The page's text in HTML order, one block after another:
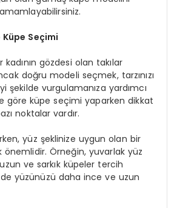
tamamlayabilirsiniz.
Küpe Seçimi
gözdesi olan takılar
doğru modeli seçmek, tarzınızı
şekilde vurgulamanıza yardımcı
göre küpe seçimi yaparken dikkat
noktalar vardır.
yüz şeklinize uygun olan bir
Örneğin, yuvarlak yüz
ve sarkık küpeler tercih
yüzünüzü daha ince ve uzun